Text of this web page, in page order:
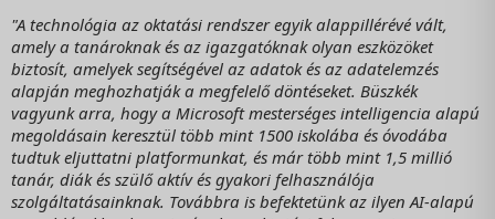
"A technológia az oktatási rendszer egyik alappillérévé vált,
amely a tanároknak és az igazgatóknak olyan eszközöket
biztosít, amelyek segítségével az adatok és az adatelemzés
alapján meghozhatják a megfelelő döntéseket. Büszkék
vagyunk arra, hogy a Microsoft mesterséges intelligencia alapú
megoldásain keresztül több mint 1500 iskolába és óvodába
tudtuk eljuttatni platformunkat, és már több mint 1,5 millió
tanár, diák és szülő aktív és gyakori felhasználója
szolgáltatásainknak. Továbbra is befektetünk az ilyen AI-alapú